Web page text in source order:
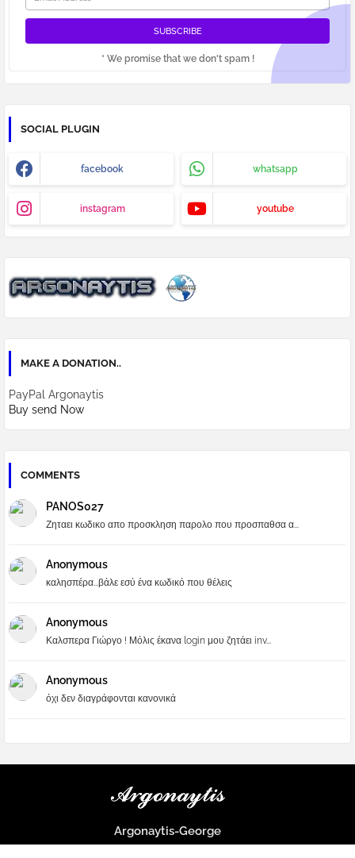
* We promise that we don't spam !
SOCIAL PLUGIN
facebook whatsapp
instagram youtube
MAKE A DONATION..
PayPal Argonaytis
Buy send Now
COMMENTS
PANOS027
Ζηταει κωδικο απο προσκληση παρολο που προσπαθσα α...
Anonymous
καλησπέρα...βάλε εσύ ένα κωδικό που θέλεις
Anonymous
Καλσπερα Γιώργο ! Μόλις έκανα login μου ζητάει inv...
Anonymous
όχι δεν διαγράφονται κανονικά
Argonaytis-George